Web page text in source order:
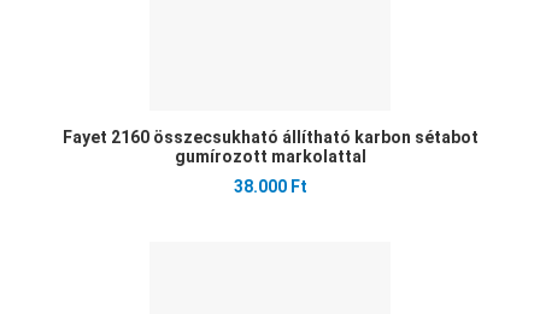
Fayet 2160 összecsukható állítható karbon sétabot
gumírozott markolattal
38.000 Ft